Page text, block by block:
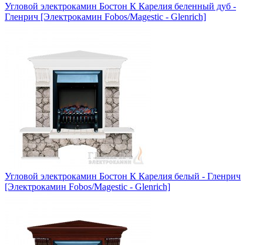
Угловой электрокамин Бостон К Карелия беленный дуб -
Гленрич [Электрокамин Fobos/Magestic - Glenrich]
Угловой электрокамин Бостон К Карелия белый - Гленрич
[Электрокамин Fobos/Magestic - Glenrich]